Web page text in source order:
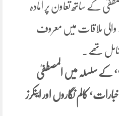
کے ساتھ تعاون پر آمادہ
ملاقات میں معروف
تھے۔
کے سلسلہ میں المصطفیٰ
کالم نگاروں اور اینکرز